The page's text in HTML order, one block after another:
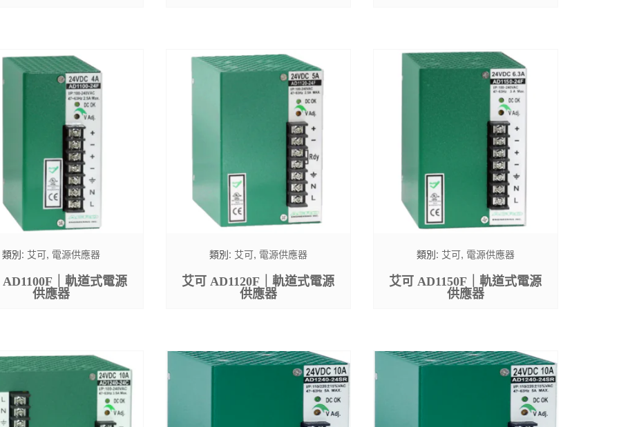
類別: 艾可, 電源供應器
｜軌道式電源
供應器
類別: 艾可, 電源供應器
艾可 AD1120F｜軌道式電源
供應器
類別: 艾可, 電源供應器
艾可 AD1150F｜軌道式電源
供應器